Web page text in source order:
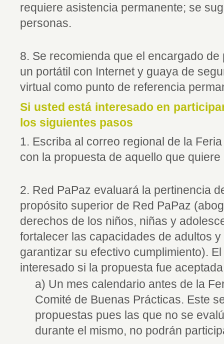
requiere asistencia permanente; se
personas.
8. Se recomienda que el encargado
un portátil con Internet y guaya de
virtual como punto de referencia
Si usted está interesado en
los siguientes pasos
1. Escriba al correo regional de la
con la propuesta de aquello que
2. Red PaPaz evaluará la pertinencia
propósito superior de Red PaPaz
derechos de los niños, niñas y
fortalecer las capacidades de adultos
garantizar su efectivo cumplimiento).
interesado si la propuesta fue
a) Un mes calendario antes de la
Comité de Buenas Prácticas. Este
propuestas pues las que no se
durante el mismo, no podrán